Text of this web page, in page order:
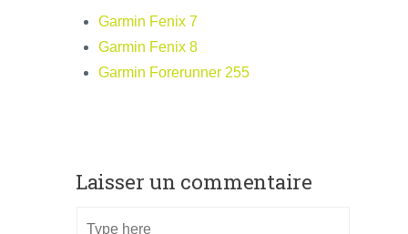
Garmin Fenix 7
Garmin Fenix 8
Garmin Forerunner 255
Laisser un commentaire